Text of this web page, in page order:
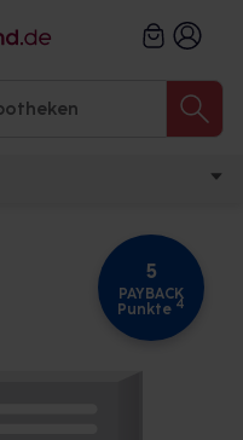
5
PAYBACK
Punkte 4